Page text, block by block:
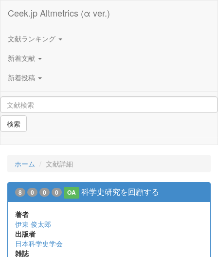
Ceek.jp Altmetrics (α ver.)
文献ランキング
新着文献
新着投稿
検索
ホーム 文献詳細
8 0 0 0 OA 科学史研究を回顧する
著者
伊東 俊太郎
出版者
日本科学史学会
雑誌